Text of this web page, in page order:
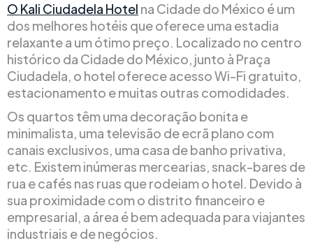
O Kali Ciudadela Hotel na Cidade do México é um
dos melhores hotéis que oferece uma estadia
relaxante a um ótimo preço. Localizado no centro
histórico da Cidade do México, junto à Praça
Ciudadela, o hotel oferece acesso Wi-Fi gratuito,
estacionamento e muitas outras comodidades.
Os quartos têm uma decoração bonita e
minimalista, uma televisão de ecrã plano com
canais exclusivos, uma casa de banho privativa,
etc. Existem inúmeras mercearias, snack-bares de
rua e cafés nas ruas que rodeiam o hotel. Devido à
sua proximidade com o distrito financeiro e
empresarial, a área é bem adequada para viajantes
industriais e de negócios.